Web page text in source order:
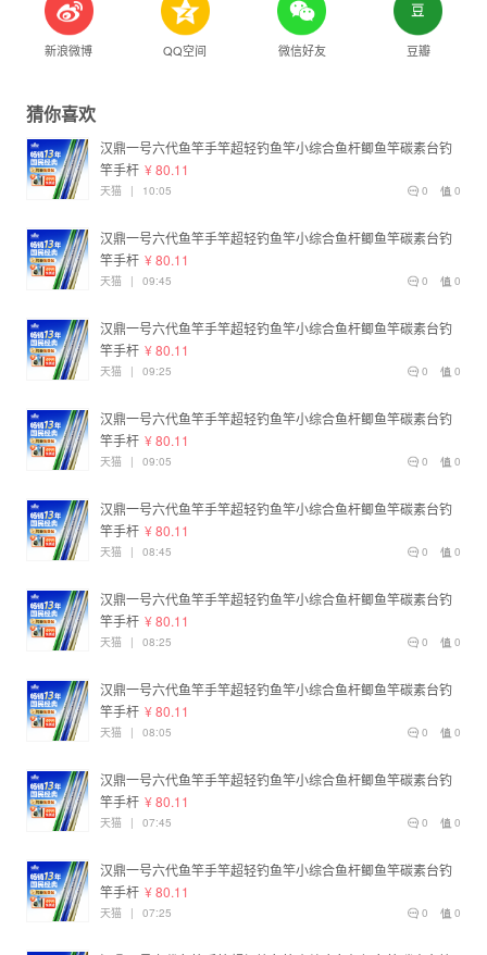
新浪微博 QQ空间 微信好友 豆瓣
猜你喜欢
汉鼎一号六代鱼竿手竿超轻钓鱼竿小综合鱼杆鲫鱼竿碳素台钓
竿手杆 ¥ 80.11
0
0
天猫 | 10:05
汉鼎一号六代鱼竿手竿超轻钓鱼竿小综合鱼杆鲫鱼竿碳素台钓
竿手杆 ¥ 80.11
0
0
天猫 | 09:45
汉鼎一号六代鱼竿手竿超轻钓鱼竿小综合鱼杆鲫鱼竿碳素台钓
竿手杆 ¥ 80.11
0
0
天猫 | 09:25
汉鼎一号六代鱼竿手竿超轻钓鱼竿小综合鱼杆鲫鱼竿碳素台钓
竿手杆 ¥ 80.11
0
0
天猫 | 09:05
汉鼎一号六代鱼竿手竿超轻钓鱼竿小综合鱼杆鲫鱼竿碳素台钓
竿手杆 ¥ 80.11
0
0
天猫 | 08:45
汉鼎一号六代鱼竿手竿超轻钓鱼竿小综合鱼杆鲫鱼竿碳素台钓
竿手杆 ¥ 80.11
0
0
天猫 | 08:25
汉鼎一号六代鱼竿手竿超轻钓鱼竿小综合鱼杆鲫鱼竿碳素台钓
竿手杆 ¥ 80.11
0
0
天猫 | 08:05
汉鼎一号六代鱼竿手竿超轻钓鱼竿小综合鱼杆鲫鱼竿碳素台钓
竿手杆 ¥ 80.11
0
0
天猫 | 07:45
汉鼎一号六代鱼竿手竿超轻钓鱼竿小综合鱼杆鲫鱼竿碳素台钓
竿手杆 ¥ 80.11
0
0
天猫 | 07:25